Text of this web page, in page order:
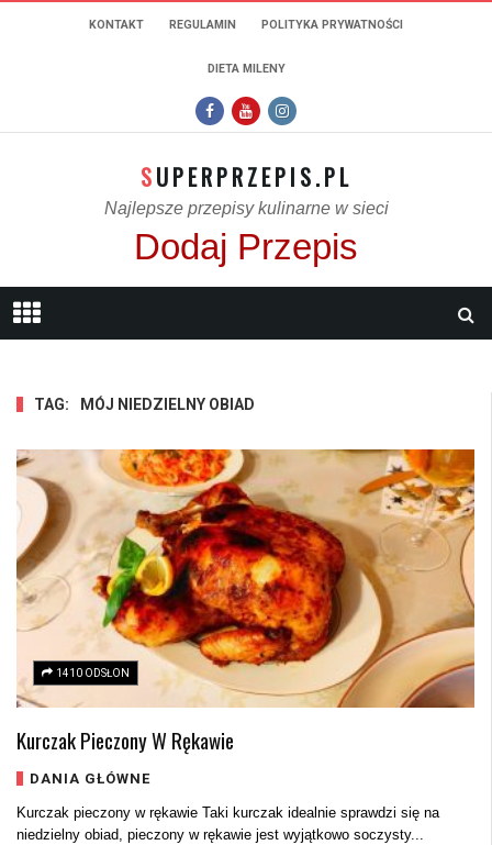
KONTAKT REGULAMIN POLITYKA PRYWATNOŚCI
DIETA MILENY
SUPERPRZEPIS.PL
Najlepsze przepisy kulinarne w sieci
Dodaj Przepis
TAG: MÓJ NIEDZIELNY OBIAD
1410 ODSŁON
Kurczak Pieczony W Rękawie
DANIA GŁÓWNE
Kurczak pieczony w rękawie Taki kurczak idealnie sprawdzi się na
niedzielny obiad, pieczony w rękawie jest wyjątkowo soczysty...